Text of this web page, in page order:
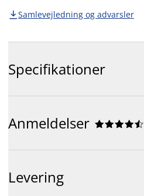
 Samlevejledning og advarsler
Specifikationer
Anmeldelser 





Levering